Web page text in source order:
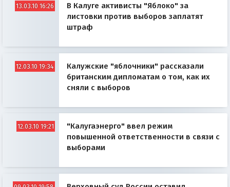
13.03.10 16:26
В Калуге активисты "Яблоко" за
листовки против выборов заплатят
штраф
12.03.10 19:34
Калужские "яблочники" рассказали
британским дипломатам о том, как их
сняли с выборов
12.03.10 19:21
"Калугаэнерго" ввел режим
повышенной ответственности в связи с
выборами